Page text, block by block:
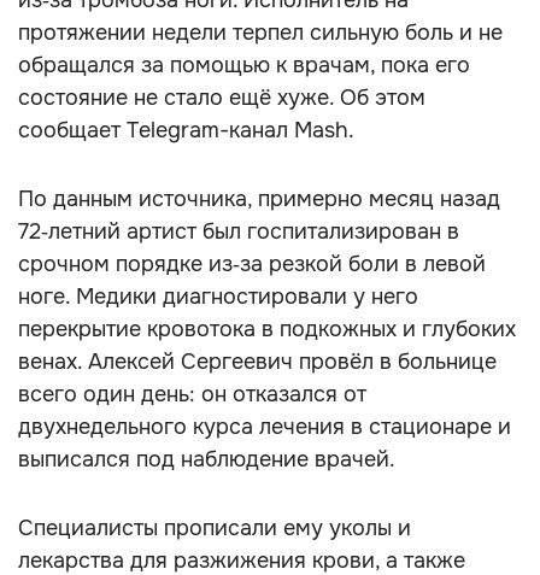
протяжении недели терпел сильную боль и не
обращался за помощью к врачам, пока его
состояние не стало ещё хуже. Об этом
сообщает Telegram-канал Mash.
По данным источника, примерно месяц назад
72‑летний артист был госпитализирован в
срочном порядке из‑за резкой боли в левой
ноге. Медики диагностировали у него
перекрытие кровотока в подкожных и глубоких
венах. Алексей Сергеевич провёл в больнице
всего один день: он отказался от
двухнедельного курса лечения в стационаре и
выписался под наблюдение врачей.
Специалисты прописали ему уколы и
лекарства для разжижения крови, а также